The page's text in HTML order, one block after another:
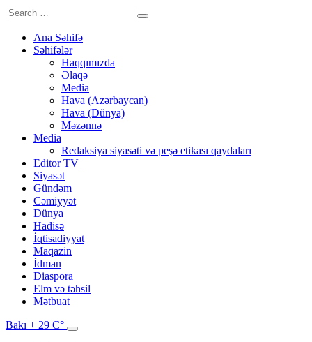
Ana Səhifə
Səhifələr
Haqqımızda
Əlaqə
Media
Hava (Azərbaycan)
Hava (Dünya)
Məzənnə
Media
Redaksiya siyasəti və peşə etikası qaydaları
Editor TV
Siyasət
Gündəm
Cəmiyyət
Dünya
Hadisə
İqtisadiyyat
Maqazin
İdman
Diaspora
Elm və təhsil
Mətbuat
Bakı + 29 C°